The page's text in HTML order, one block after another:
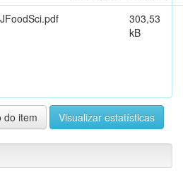
303,53
kB
do item Visualizar estatísticas